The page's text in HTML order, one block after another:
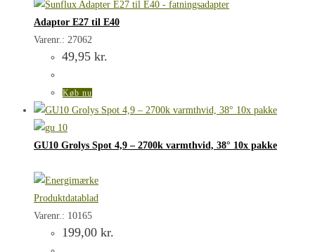
Adaptor E27 til E40
Varenr.: 27062
49,95 kr.
Køb nu
GU10 Grolys Spot 4,9 – 2700k varmthvid, 38° 10x pakke
Produktdatablad
Varenr.: 10165
199,00 kr.